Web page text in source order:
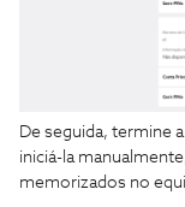
De seguida, termine
iniciá-la
memorizados no